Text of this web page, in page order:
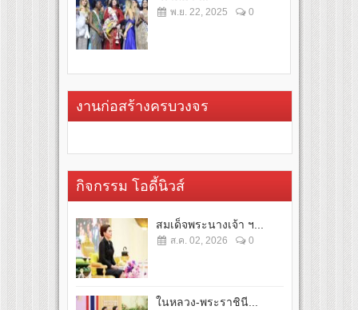
พ.ย. 22, 2025 0
งานก่อสร้างครบวงจร
กิจกรรม โอดี้นิวส์
สมเด็จพระนางเจ้า ฯ...
ส.ค. 02, 2026 0
ในหลวง-พระราชินี...